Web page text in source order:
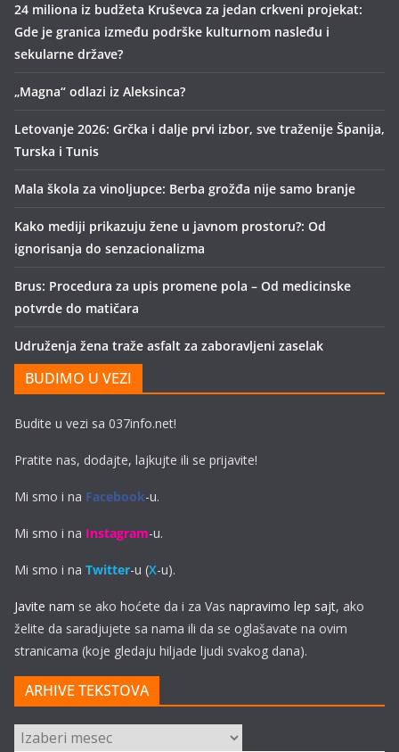
24 miliona iz budžeta Kruševca za jedan crkveni projekat:
Gde je granica između podrške kulturnom nasleđu i
sekularne države?
„Magna“ odlazi iz Aleksinca?
Letovanje 2026: Grčka i dalje prvi izbor, sve traženije Španija,
Turska i Tunis
Mala škola za vinoljupce: Berba grožđa nije samo branje
Kako mediji prikazuju žene u javnom prostoru?: Od
ignorisanja do senzacionalizma
Brus: Procedura za upis promene pola – Od medicinske
potvrde do matičara
Udruženja žena traže asfalt za zaboravljeni zaselak
BUDIMO U VEZI
Budite u vezi sa 037info.net!
Pratite nas, dodajte, lajkujte ili se prijavite!
Mi smo i na Facebook-u.
Mi smo i na Instagram-u.
Mi smo i na Twitter-u (X-u).
Javite nam se ako hoćete da i za Vas napravimo lep sajt, ako
želite da saradjujete sa nama ili da se oglašavate na ovim
stranicama (koje gledaju hiljade ljudi svakog dana).
ARHIVE TEKSTOVA
ARHIVE